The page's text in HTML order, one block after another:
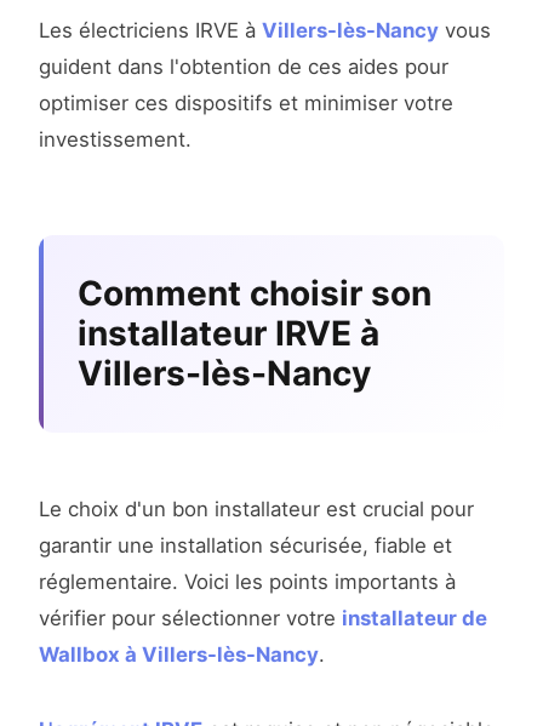
Les électriciens IRVE à Villers-lès-Nancy vous
guident dans l'obtention de ces aides pour
optimiser ces dispositifs et minimiser votre
investissement.
Comment choisir son
installateur IRVE à
Villers-lès-Nancy
Le choix d'un bon installateur est crucial pour
garantir une installation sécurisée, fiable et
réglementaire. Voici les points importants à
vérifier pour sélectionner votre installateur de
Wallbox à Villers-lès-Nancy.